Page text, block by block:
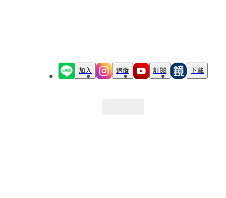
加入 追蹤 訂閱 下載